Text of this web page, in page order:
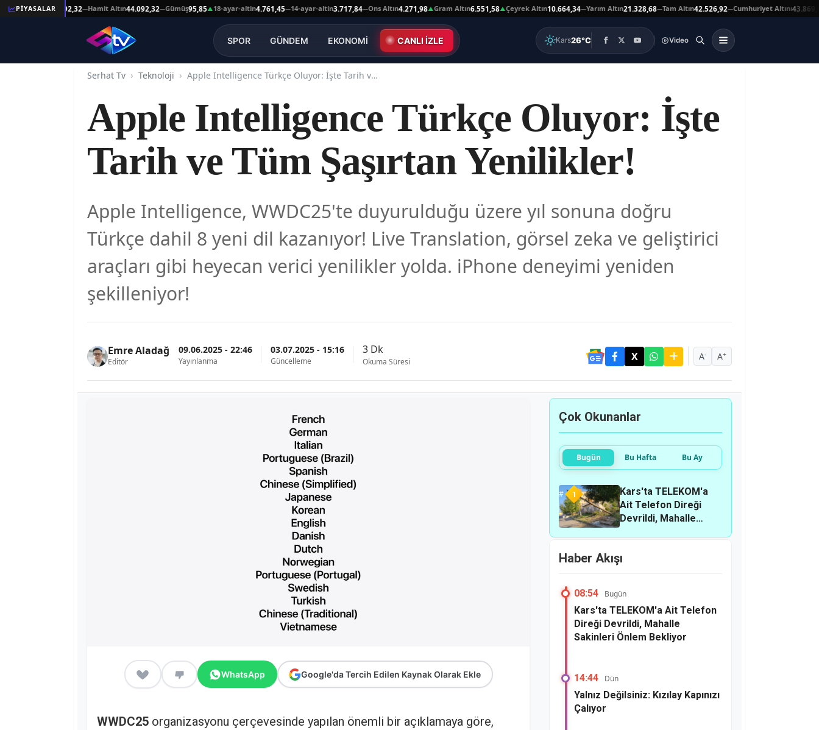
PİYASALAR
Altın44.092,32 —Hamit Altın44.092,32—Gümüş95,85▲18-ayar-altin4.761,45—14-ayar-altin3.717,84—Ons Altın4.271,98▲Gram Altın6.551,58▲Çeyrek Altın10.664,34—Yarım Altın21.328,68—Tam Altın42.526,92—Cumhuriyet Altını 43.869,00▲
SPOR GÜNDEM EKONOMİ CANLI İZLE Kars26°C Video
Serhat Tv Teknoloji Apple Intelligence Türkçe Oluyor: İşte Tarih ve Tüm Şaşırtan Yenilikler!
Apple Intelligence Türkçe Oluyor: İşte
Tarih ve Tüm Şaşırtan Yenilikler!
Apple Intelligence, WWDC25'te duyurulduğu üzere yıl sonuna doğru
Türkçe dahil 8 yeni dil kazanıyor! Live Translation, görsel zeka ve geliştirici
araçları gibi heyecan verici yenilikler yolda. iPhone deneyimi yeniden
şekilleniyor!
Emre Aladağ
Editör
09.06.2025 - 22:46
Yayınlanma
03.07.2025 - 15:16
Güncelleme
3 Dk
Okuma Süresi A- A+
WhatsApp Google'da Tercih Edilen Kaynak Olarak Ekle
WWDC25 organizasyonu çerçevesinde yapılan önemli bir açıklamaya göre,
Çok Okunanlar
Bugün Bu Hafta Bu Ay
1
Kars'ta TELEKOM'a
Ait Telefon Direği
Devrildi, Mahalle
Haber Akışı
08:54 Bugün
Kars'ta TELEKOM'a Ait Telefon
Direği Devrildi, Mahalle
Sakinleri Önlem Bekliyor
14:44 Dün
Yalnız Değilsiniz: Kızılay Kapınızı
Çalıyor